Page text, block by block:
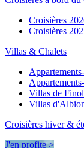
Croisières
Croisières
Villas & Chalets
Villas de
Villas
Croisières hiver &
J'en profite >